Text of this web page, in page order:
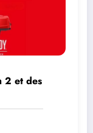
2 et des